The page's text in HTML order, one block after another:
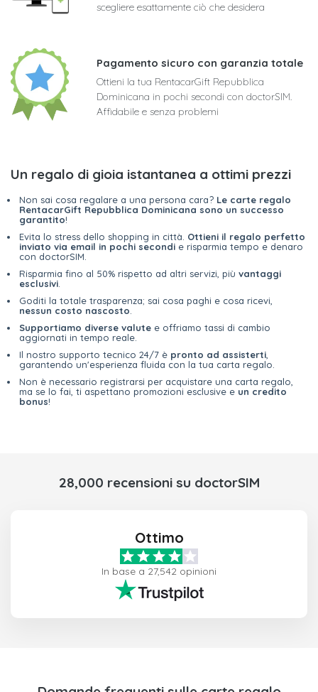
scegliere esattamente ciò che desidera
Pagamento sicuro con garanzia totale
Ottieni la tua RentacarGift Repubblica
Dominicana in pochi secondi con doctorSIM.
Affidabile e senza problemi
Un regalo di gioia istantanea a ottimi prezzi
Non sai cosa regalare a una persona cara? Le carte regalo
RentacarGift Repubblica Dominicana sono un successo
garantito!
Evita lo stress dello shopping in città. Ottieni il regalo perfetto
inviato via email in pochi secondi e risparmia tempo e denaro
con doctorSIM.
Risparmia fino al 50% rispetto ad altri servizi, più vantaggi
esclusivi
Goditi la totale trasparenza; sai cosa paghi e cosa ricevi,
nessun costo nascosto
Supportiamo diverse valute e offriamo tassi di cambio
aggiornati in tempo reale.
Il nostro supporto tecnico 24/7 è pronto ad assisterti
garantendo un'esperienza fluida con la tua carta regalo.
Non è necessario registrarsi per acquistare una carta regalo,
ma se lo fai, ti aspettano promozioni esclusive e un credito
bonus!
28,000 recensioni su doctorSIM
Ottimo
In base a 27,542 opinioni